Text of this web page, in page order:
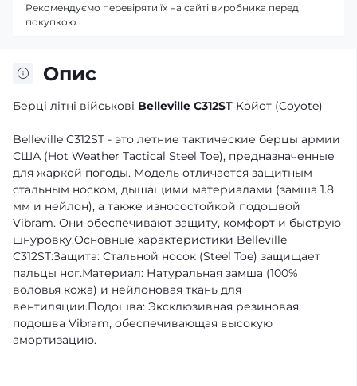
Опис
Берці літні військові Belleville C312ST Койот (Coyote)
Belleville C312ST - это летние тактические берцы армии
США (Hot Weather Tactical Steel Toe), предназначенные
для жаркой погоды. Модель отличается защитным
стальным носком, дышащими материалами (замша 1.8
мм и нейлон), а также износостойкой подошвой
Vibram. Они обеспечивают защиту, комфорт и быструю
шнуровку.Основные характеристики Belleville
C312ST:Защита: Стальной носок (Steel Toe) защищает
пальцы ног.Материал: Натуральная замша (100%
воловья кожа) и нейлоновая ткань для
вентиляции.Подошва: Эксклюзивная резиновая
подошва Vibram, обеспечивающая высокую
амортизацию.
Рекомендуємо перевіряти їх на сайті виробника перед
покупкою.